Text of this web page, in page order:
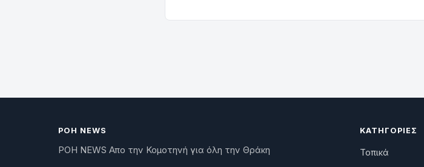
ΡΟΗ NEWS
ΡΟΗ NEWS Απο την Κομοτηνή για όλη την Θράκη
ΚΑΤΗΓΟΡΊΕΣ
Τοπικά